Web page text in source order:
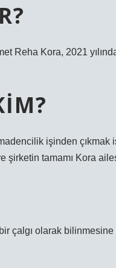
Reha Kora, 2021
işinden
şirketin tamamı Kora
çalgı olarak